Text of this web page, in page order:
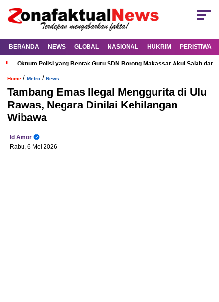
BERANDA NEWS GLOBAL NASIONAL HUKRIM PERISTIWA
Oknum Polisi yang Bentak Guru SDN Borong Makassar Akui Salah dan
Home / Metro / News
Tambang Emas Ilegal Menggurita di Ulu
Rawas, Negara Dinilai Kehilangan
Wibawa
Id Amor
Rabu, 6 Mei 2026